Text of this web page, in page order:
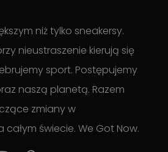
niż tylko sneakersy.
nieustraszenie kierują się
sport. Postępujemy
naszą planetą. Razem
zmiany w
świecie. We Got Now.